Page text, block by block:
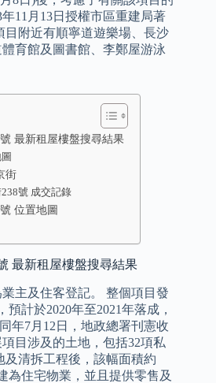
11月13日授權市區重建局著
目附近有順寧道遊樂場、長沙
育館及圖書館、李鄭屋游泳
最新租屋樓盤搜尋結果
街
號 成交記錄
位置地圖
最新租屋樓盤搜尋結果
主及住客登記。 整個項目發
預計於2020年至2021年落成，
年7月12日，地政總署刊憲收
目涉及的土地，包括32項私
及清拆工程後，該幅面積約
為住宅物業，並且提供零售及